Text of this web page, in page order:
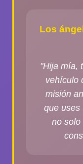
Los
"Hija mía,
vehículo
misión
que uses
no solo